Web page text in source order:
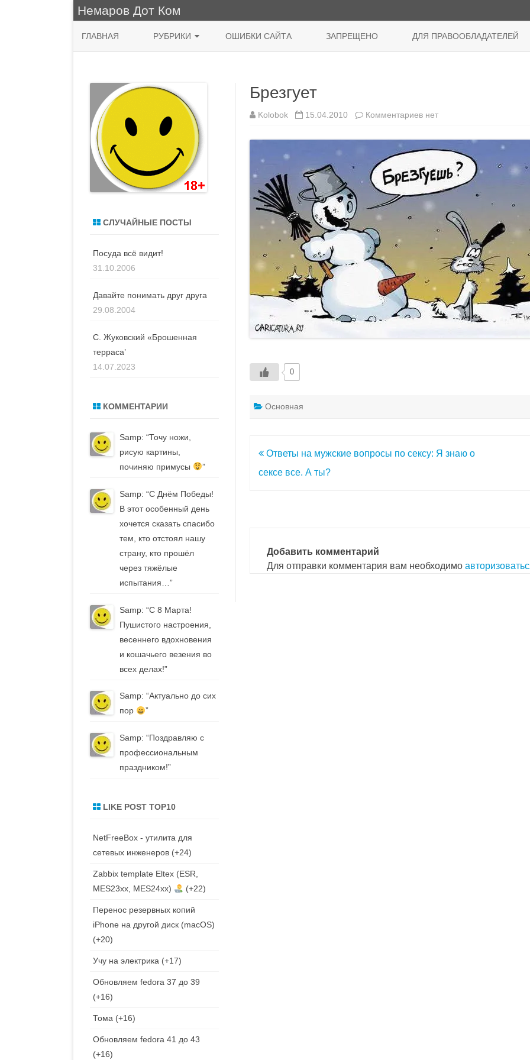
Немаров Дот Ком
содержимому
ГЛАВНАЯ РУБРИКИ
КУХНЯ
ПРИРОДА
ЖИВОПИСЬ
СИСАДМИН
ВОДЯТЛЫ
ОШИБКИ САЙТА ЗАПРЕЩЕНО ДЛЯ ПРАВООБЛАДАТЕЛЕЙ
Брезгует
Kolobok 15.04.2010 Комментариевкнет
0
Основная
Навигация
по
Ответы на мужские вопросы по сексу: Я знаю о
сексе все. А ты?
Добавить комментарий
Для отправки комментария вам необходимо
СЛУЧАЙНЫЕ ПОСТЫ
Посуда всё видит!
31.10.2006
Давайте понимать друг друга
29.08.2004
С. Жуковский «Брошенная
терраса’
14.07.2023
КОММЕНТАРИИ
Samp: “Точу ножи,
рисую картины,
починяю примусы
”
Samp: “С Днём Победы!
В этот особенный день
хочется сказать спасибо
тем, кто отстоял нашу
страну, кто прошёл
через тяжёлые
испытания… ”
Samp: “С 8 Марта!
Пушистого настроения,
весеннего вдохновения
и кошачьего везения во
всех делах!”
Samp: “Актуально до сих
пор
”
Samp: “Поздравляю с
профессиональным
праздником!”
LIKE POST TOP10
NetFreeBox - утилита для
сетевых инженеров +24
Zabbix template Eltex (ESR,
MES23xx, MES24xx)
+22
Перенос резервных копий
iPhone на другой диск (macOS)
+20
Учу на электрика +17
Обновляем fedora 37 до 39
+16
Тома +16
Обновляем fedora 41 до 43
+16